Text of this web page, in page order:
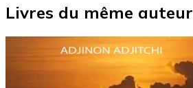
Livres du même auteur